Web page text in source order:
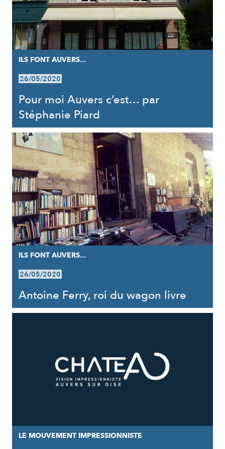
ILS FONT AUVERS...
26/05/2020
Pour moi Auvers c’est… par
Stéphanie Piard
ILS FONT AUVERS...
26/05/2020
Antoine Ferry, roi du wagon livre
LE MOUVEMENT IMPRESSIONNISTE